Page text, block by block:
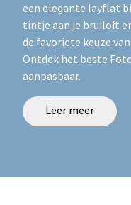
een elegante layflat
tintje aan je bruiloft
de favoriete keuze
Ontdek het beste
aanpasbaar.
Leer meer